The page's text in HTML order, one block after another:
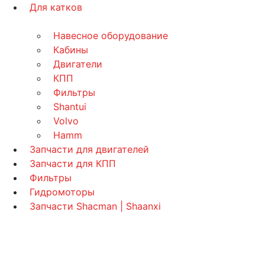
Для катков
Навесное оборудование
Кабины
Двигатели
КПП
Фильтры
Shantui
Volvo
Hamm
Запчасти для двигателей
Запчасти для КПП
Фильтры
Гидромоторы
Запчасти Shacman | Shaanxi